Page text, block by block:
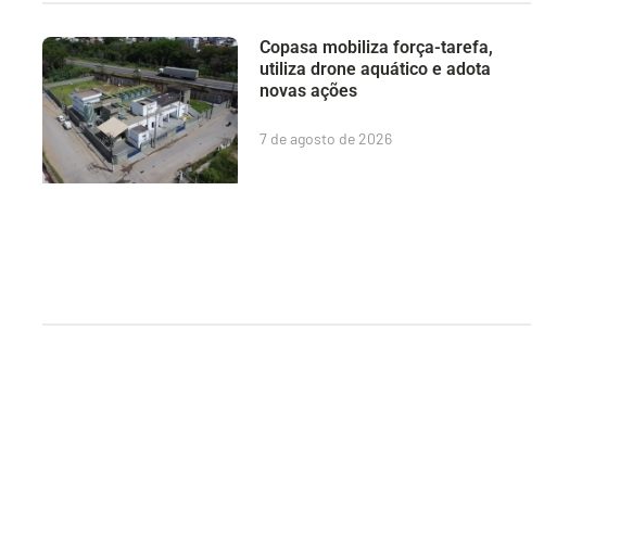
Copasa mobiliza força-tarefa,
utiliza drone aquático e adota
novas ações
7 de agosto de 2026